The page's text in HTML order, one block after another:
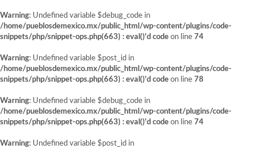
Warning: Undefined variable $debug_code in
/home/pueblosdemexico.mx/public_html/wp-content/plugins/code-
snippets/php/snippet-ops.php(663) : eval()'d code on line 74
Warning: Undefined variable $post_id in
/home/pueblosdemexico.mx/public_html/wp-content/plugins/code-
snippets/php/snippet-ops.php(663) : eval()'d code on line 78
Warning: Undefined variable $debug_code in
/home/pueblosdemexico.mx/public_html/wp-content/plugins/code-
snippets/php/snippet-ops.php(663) : eval()'d code on line 74
Warning: Undefined variable $post_id in